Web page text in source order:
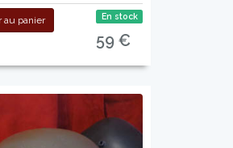
au panier En stock
59 €